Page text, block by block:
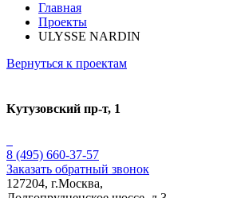
Главная
Проекты
ULYSSE NARDIN
Вернуться к проектам
Кутузовский пр-т, 1
8 (495) 660-37-57
Заказать обратный звонок
127204, г.Москва,